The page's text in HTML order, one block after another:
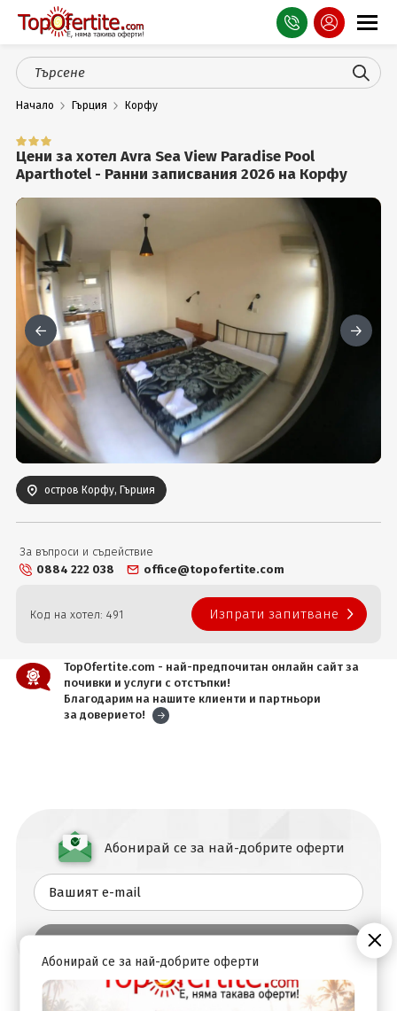
Оферти
СПА
Планина
Чужбина
Празници
Турция
Гърция
Услуги
Вход
Начало Гърция Корфу
Цени за хотел Avra Sea View Paradise Pool
Aparthotel - Ранни записвания 2026 на Корфу
остров Корфу, Гърция
За въпроси и съдействие
0884 222 038
office@topofertite.com
Код на хотел: 491 Изпрати запитване
TopOfertite.com - най-предпочитан онлайн сайт за
почивки и услуги с отстъпки!
Благодарим на нашите клиенти и партньори
за доверието!
Абонирай се за най-добрите оферти
Абонирай се за най-добрите оферти